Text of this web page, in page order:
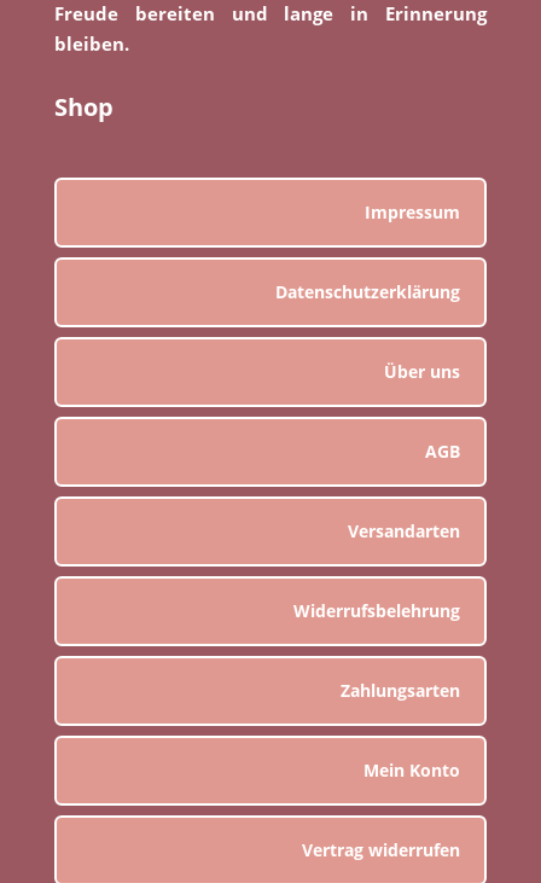
Freude bereiten und lange in Erinnerung
bleiben.
Shop
Impressum
Datenschutzerklärung
Über uns
AGB
Versandarten
Widerrufsbelehrung
Zahlungsarten
Mein Konto
Vertrag widerrufen